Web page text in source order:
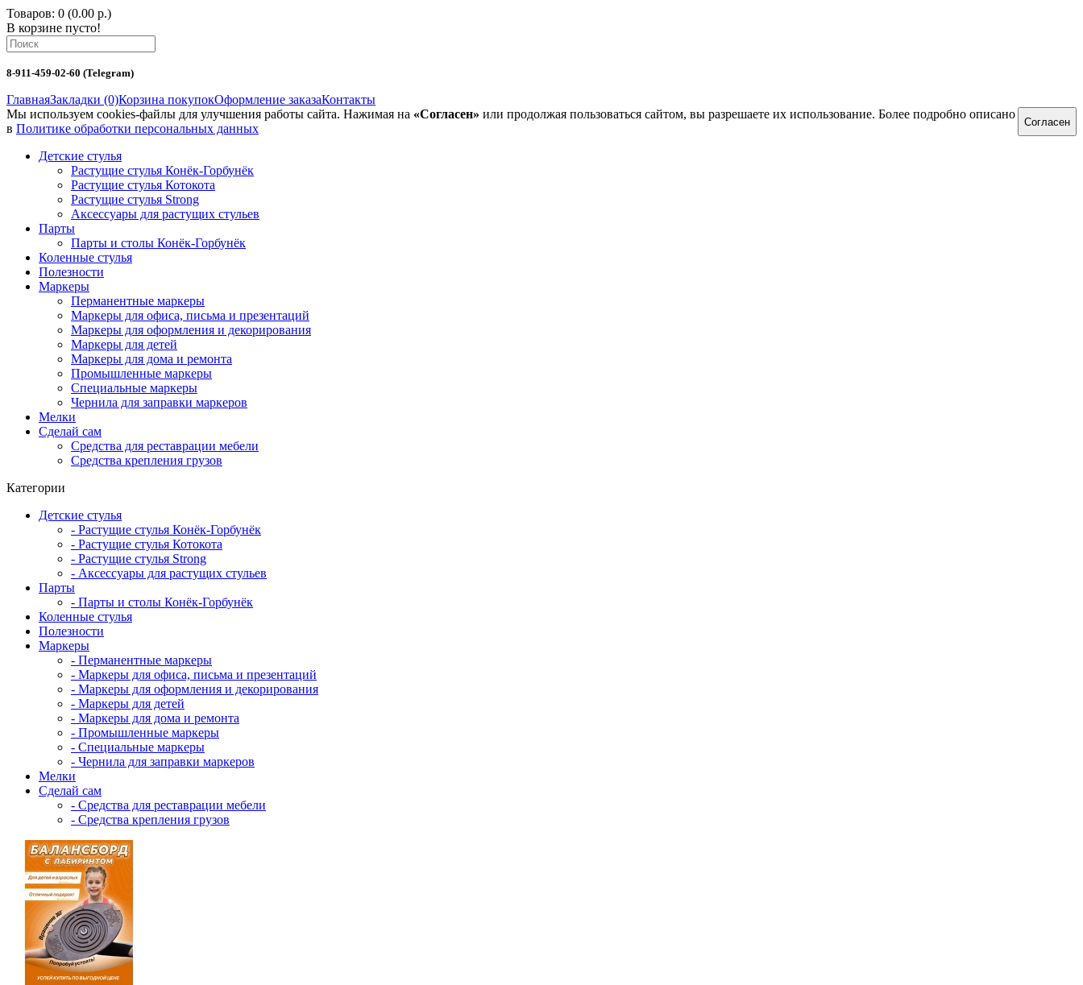
Товаров: 0 (0.00 р.)
В корзине пусто!
8-911-459-02-60 (Telegram)
ГлавнаяЗакладки (0)Корзина покупокОформление заказаКонтакты
Мы используем cookies-файлы для улучшения работы сайта. Нажимая на «Согласен» или продолжая пользоваться сайтом, вы разрешаете их использование. Более подробно описано
в Политике обработки персональных данных Согласен
Детские стулья
Растущие стулья Конёк-Горбунёк
Растущие стулья Котокота
Растущие стулья Strong
Аксессуары для растущих стульев
Парты
Парты и столы Конёк-Горбунёк
Коленныe стулья
Полезности
Маркеры
Перманентные маркеры
Маркеры для офиса, письма и презентаций
Маркеры для оформления и декорирования
Маркеры для детей
Маркеры для дома и ремонта
Промышленные маркеры
Специальные маркеры
Чернила для заправки маркеров
Мелки
Сделай сам
Средства для реставрации мебели
Средства крепления грузов
Категории
Детские стулья
- Растущие стулья Конёк-Горбунёк
- Растущие стулья Котокота
- Растущие стулья Strong
- Аксессуары для растущих стульев
Парты
- Парты и столы Конёк-Горбунёк
Коленныe стулья
Полезности
Маркеры
- Перманентные маркеры
- Маркеры для офиса, письма и презентаций
- Маркеры для оформления и декорирования
- Маркеры для детей
- Маркеры для дома и ремонта
- Промышленные маркеры
- Специальные маркеры
- Чернила для заправки маркеров
Мелки
Сделай сам
- Средства для реставрации мебели
- Средства крепления грузов